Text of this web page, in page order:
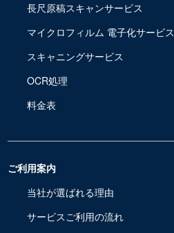
長尺原稿スキャンサービス
マイクロフィルム 電子化サービス
スキャニングサービス
OCR処理
料金表
ご利用案内
当社が選ばれる理由
サービスご利用の流れ